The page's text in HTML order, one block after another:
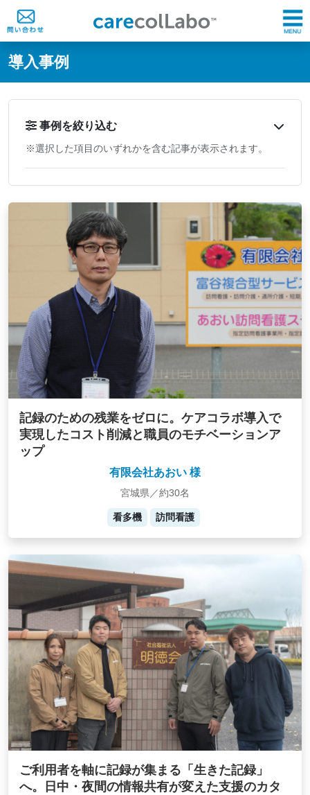
@ -0,0 +1,60 @@
導入事例
事例を絞り込む
※選択した項目のいずれかを含む記事が表示されます。
記録のための残業をゼロに。ケアコラボ導入で
実現したコスト削減と職員のモチベーションア
ップ
有限会社あおい 様
宮城県／約30名
看多機 訪問看護
ご利用者を軸に記録が集まる「生きた記録」
へ。日中・夜間の情報共有が変えた支援のカタ